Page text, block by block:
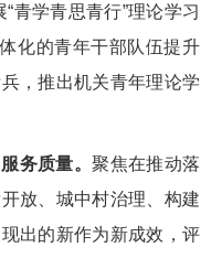
青学青思青行”理论学习
化的青年干部队伍提升
，推出机关青年理论学
务质量。聚焦在推动落
放、城中村治理、构建
出的新作为新成效，评